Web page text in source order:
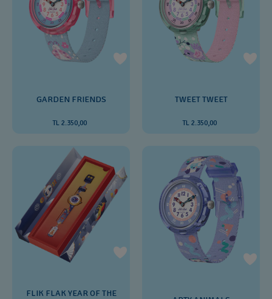
GARDEN FRIENDS
TL 2.350,00
TWEET TWEET
TL 2.350,00
FLIK FLAK YEAR OF THE